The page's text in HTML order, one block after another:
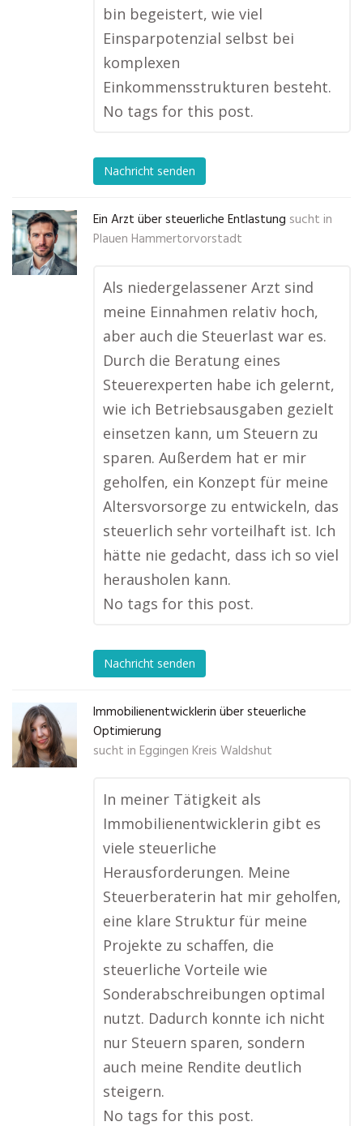
bin begeistert, wie viel
Einsparpotenzial selbst bei
komplexen
Einkommensstrukturen besteht.
No tags for this post.
Nachricht senden
Ein Arzt über steuerliche Entlastung sucht in
Plauen Hammertorvorstadt
Als niedergelassener Arzt sind
meine Einnahmen relativ hoch,
aber auch die Steuerlast war es.
Durch die Beratung eines
Steuerexperten habe ich gelernt,
wie ich Betriebsausgaben gezielt
einsetzen kann, um Steuern zu
sparen. Außerdem hat er mir
geholfen, ein Konzept für meine
Altersvorsorge zu entwickeln, das
steuerlich sehr vorteilhaft ist. Ich
hätte nie gedacht, dass ich so viel
herausholen kann.
No tags for this post.
Nachricht senden
Immobilienentwicklerin über steuerliche
Optimierung
sucht in Eggingen Kreis Waldshut
In meiner Tätigkeit als
Immobilienentwicklerin gibt es
viele steuerliche
Herausforderungen. Meine
Steuerberaterin hat mir geholfen,
eine klare Struktur für meine
Projekte zu schaffen, die
steuerliche Vorteile wie
Sonderabschreibungen optimal
nutzt. Dadurch konnte ich nicht
nur Steuern sparen, sondern
auch meine Rendite deutlich
steigern.
No tags for this post.